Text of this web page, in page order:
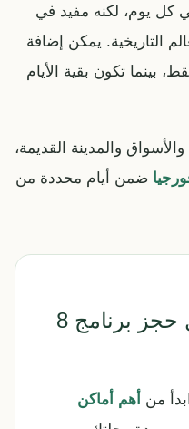
كل يوم، لكنه مفيد في
التاريخية. يمكن إضافة
بينما تكون بقية الأيام
والمدينة القديمة،
ضمن أيام محددة من
صفحات تساعدك قبل حجز برنامج 8
من أهم أماكن